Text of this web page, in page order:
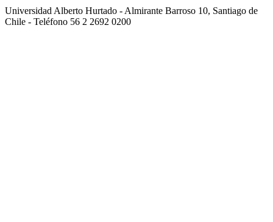
Universidad Alberto Hurtado - Almirante Barroso 10, Santiago de
Chile - Teléfono 56 2 2692 0200